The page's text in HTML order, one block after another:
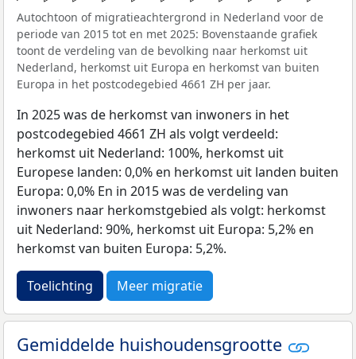
Autochtoon of migratieachtergrond in Nederland voor de
periode van 2015 tot en met 2025: Bovenstaande grafiek
toont de verdeling van de bevolking naar herkomst uit
Nederland, herkomst uit Europa en herkomst van buiten
Europa in het postcodegebied 4661 ZH per jaar.
In 2025 was de herkomst van inwoners in het
postcodegebied 4661 ZH als volgt verdeeld:
herkomst uit Nederland: 100%, herkomst uit
Europese landen: 0,0% en herkomst uit landen buiten
Europa: 0,0% En in 2015 was de verdeling van
inwoners naar herkomstgebied als volgt: herkomst
uit Nederland: 90%, herkomst uit Europa: 5,2% en
herkomst van buiten Europa: 5,2%.
Toelichting Meer migratie
Gemiddelde huishoudensgrootte